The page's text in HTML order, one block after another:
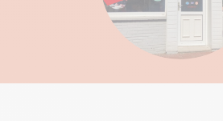
Baron Sur Odon
Billy